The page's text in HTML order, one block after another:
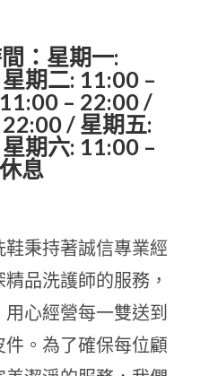
：星期一:
期二: 11:00 –
– 22:00 /
/ 星期五:
期六: 11:00 –
息
秉持著誠信專業經
品洗護師的服務，
心經營每一雙送到
。為了確保每位顧